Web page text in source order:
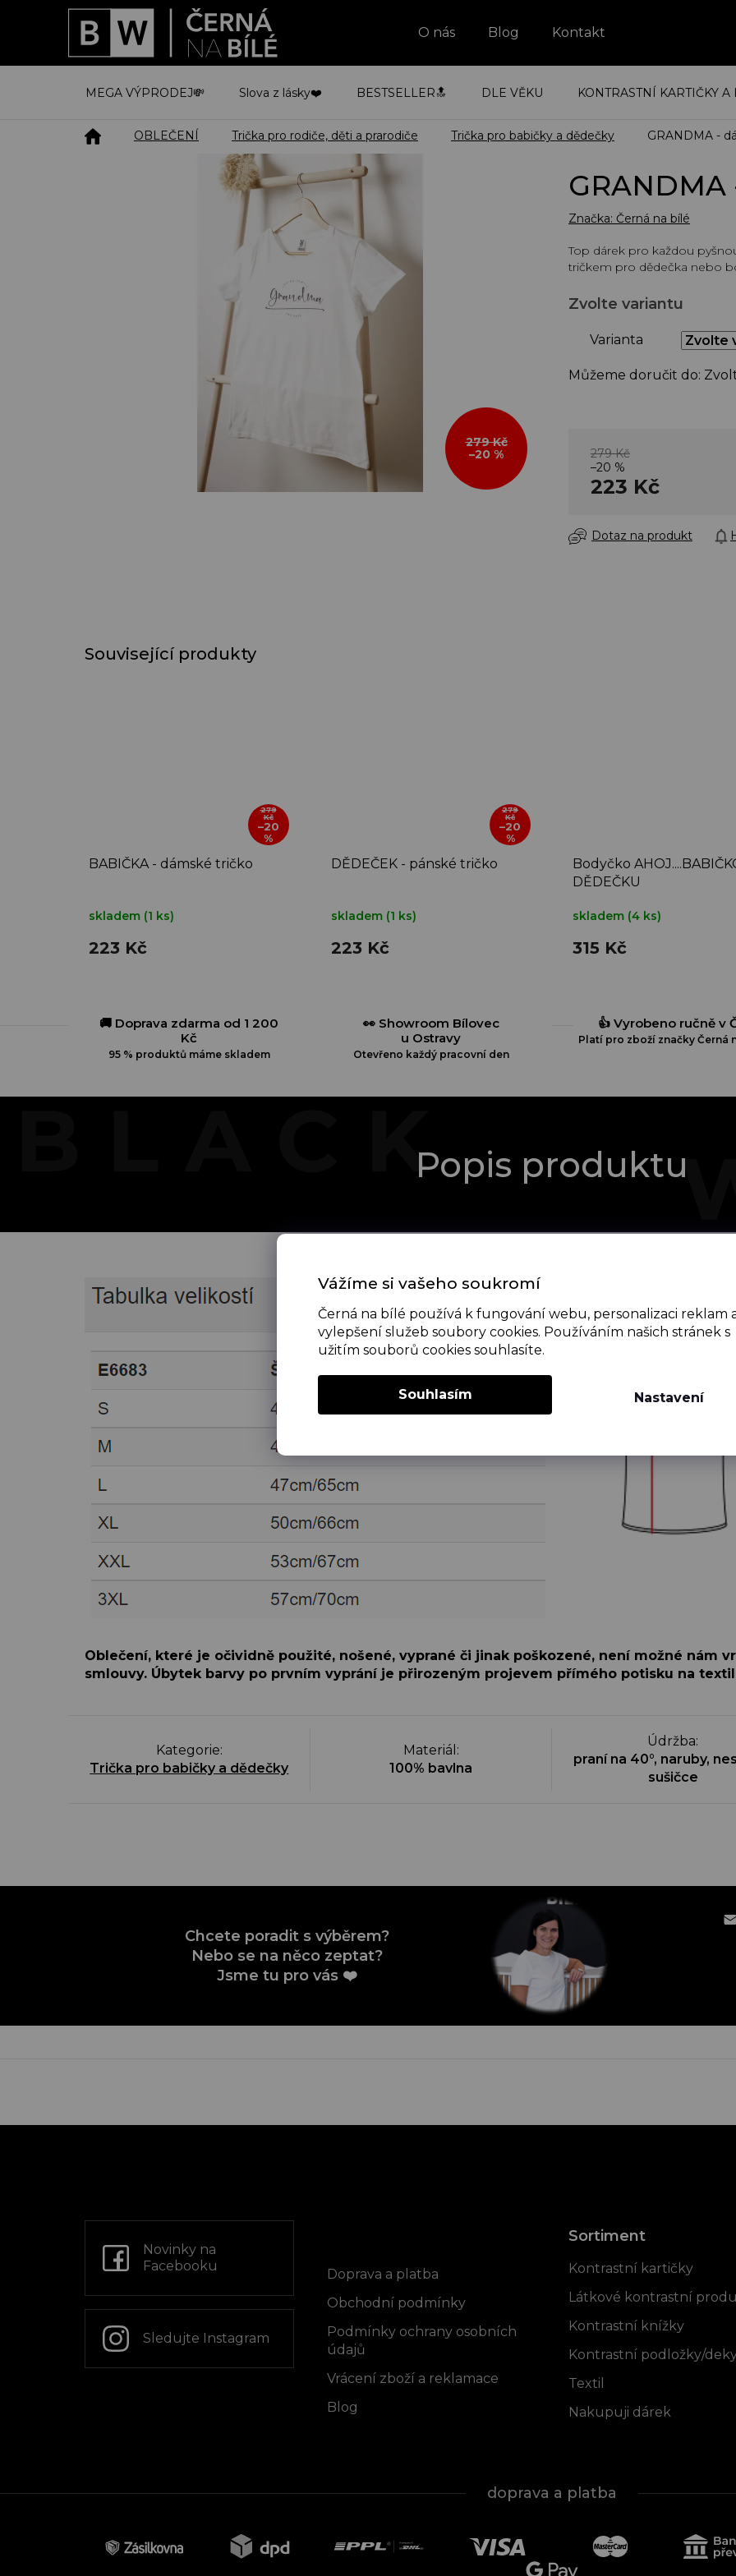
Vážíme si vašeho soukromí
Černá na bílé používá k fungování webu, personalizaci reklam
vylepšení služeb soubory cookies. Používáním našich stránek s
užitím souborů cookies souhlasíte.
Nastavení
Souhlasím
O nás Blog Kontakt
MEGA VÝPRODEJ💸 Slova z lásky❤️ BESTSELLER🔝 DLE VĚKU KONTRASTNÍ KARTIČKY A
DomůOBLEČENÍ Trička pro rodiče, děti a prarodiče Trička pro babičky a dědečky GRANDMA -
279 Kč
–20 %
Značka: Černá na bílé
Zvolte variantu
Varianta
Můžeme doručit do:
Top dárek pro každou
tričkem pro dědečka nebo
279 Kč
–20 %
223 Kč
Dotaz na produkt
Související produkty
279
Kč
–20
%
BABIČKA - dámské tričko
skladem (1 ks)
223 Kč
279
Kč
–20
%
DĚDEČEK - pánské tričko
skladem (1 ks)
223 Kč
Bodyčko
DĚDEČKU
skladem (4 ks)
315 Kč
🚚 Doprava zdarma od 1 200
Kč
95 % produktů máme skladem
👀 Showroom Bílovec
u Ostravy
Otevřeno každý pracovní den
👍 Vyrobeno ručně v
Platí pro zboží značky Černá
Popis produktu
Oblečení, které je očividně použité, nošené, vyprané či jinak poškozené, není možné nám
smlouvy. Úbytek barvy po prvním vyprání je přirozeným projevem přímého potisku na
Kategorie:
Trička pro babičky a dědečky
Materiál :
100% bavlna
Údržba:
praní na 40°, naruby,
sušičce
Chcete poradit s výběrem?
Nebo se na něco zeptat?
Jsme tu pro vás ❤️
Novinky na
Facebooku
Sledujte Instagram
Doprava a platba
Obchodní podmínky
Podmínky ochrany osobních
údajů
Vrácení zboží a reklamace
Blog
Sortiment
Kontrastní kartičky
Látkové kontrastní
Kontrastní knížky
Kontrastní podložky/
Textil
Nakupuji dárek
doprava a platba